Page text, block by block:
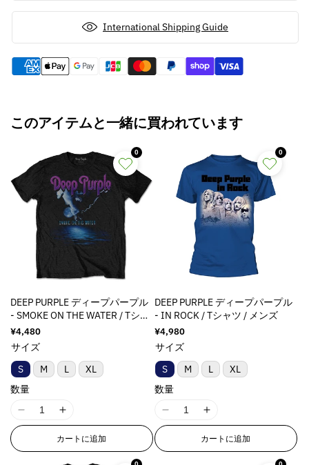
ツ
ン
ズ
量
ら
ツ
/
ズ
量
増
す
International Shipping Guide
このアイテムと一緒に買われています
DEEP PURPLE ディープパープル
- SMOKE ON THE WATER / Tシャ
ツ / メンズ
通
常
価
格
¥4,480
サイズ
S
M L
XL
数量
1
I
1
8
カートに追加
0
DEEP PURPLE ディープパープル
- IN ROCK / Tシャツ / メンズ
通
常
価
格
¥4,980
サイズ
S
M L
XL
数量
1
I
1
8
カートに追加
0